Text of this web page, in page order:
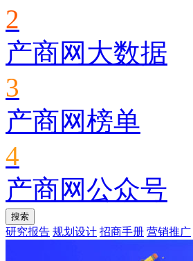
2
产商网大数据
3
产商网榜单
4
产商网公众号
研究报告 规划设计 招商手册 营销推广